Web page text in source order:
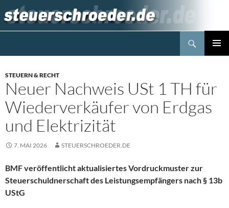
Inhalt
springen
STEUERN & RECHT
Neuer Nachweis USt 1 TH für
Wiederverkäufer von Erdgas
und Elektrizität
7. MAI 2026 STEUERSCHROEDER.DE
BMF veröffentlicht aktualisiertes Vordruckmuster zur
Steuerschuldnerschaft des Leistungsempfängers nach § 13b
UStG